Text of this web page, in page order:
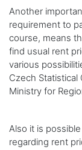
Another
requirement to
course, means
find usual rent
various
Czech Statistical
Ministry for
Also it is
regarding rent